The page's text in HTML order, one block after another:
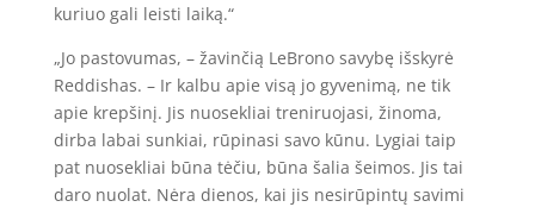
kuriuo gali leisti laiką.“
„Jo pastovumas, – žavinčią LeBrono savybę išskyrė
Reddishas. – Ir kalbu apie visą jo gyvenimą, ne tik
apie krepšinį. Jis nuosekliai treniruojasi, žinoma,
dirba labai sunkiai, rūpinasi savo kūnu. Lygiai taip
pat nuosekliai būna tėčiu, būna šalia šeimos. Jis tai
daro nuolat. Nėra dienos, kai jis nesirūpintų savimi